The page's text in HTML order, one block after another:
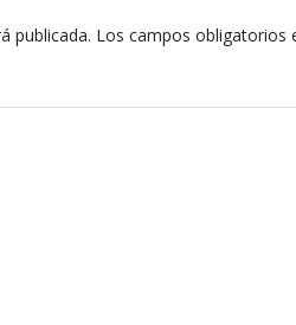
publicada. Los campos obligatorios